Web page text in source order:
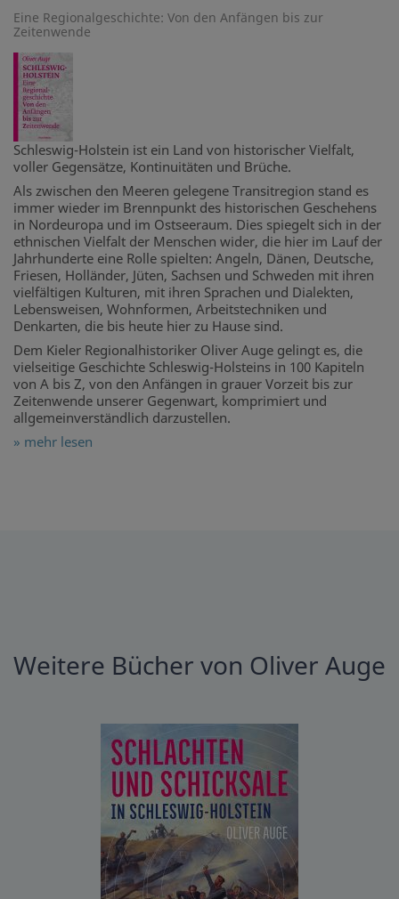
Eine Regionalgeschichte: Von den Anfängen bis zur
Zeitenwende
Schleswig-Holstein ist ein Land von historischer Vielfalt,
voller Gegensätze, Kontinuitäten und Brüche.
Als zwischen den Meeren gelegene Transitregion stand es
immer wieder im Brennpunkt des historischen Geschehens
in Nordeuropa und im Ostseeraum. Dies spiegelt sich in der
ethnischen Vielfalt der Menschen wider, die hier im Lauf der
Jahrhunderte eine Rolle spielten: Angeln, Dänen, Deutsche,
Friesen, Holländer, Jüten, Sachsen und Schweden mit ihren
vielfältigen Kulturen, mit ihren Sprachen und Dialekten,
Lebensweisen, Wohnformen, Arbeitstechniken und
Denkarten, die bis heute hier zu Hause sind.
Dem Kieler Regionalhistoriker Oliver Auge gelingt es, die
vielseitige Geschichte Schleswig-Holsteins in 100 Kapiteln
von A bis Z, von den Anfängen in grauer Vorzeit bis zur
Zeitenwende unserer Gegenwart, komprimiert und
allgemeinverständlich darzustellen.
» mehr lesen
Weitere Bücher von Oliver Auge